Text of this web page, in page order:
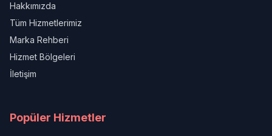
Hakkımızda
Tüm Hizmetlerimiz
Marka Rehberi
Hizmet Bölgeleri
İletişim
Popüler Hizmetler